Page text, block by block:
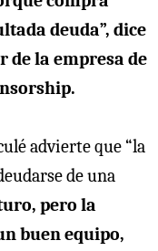
deuda”, dice
de la empresa de
advierte que “la
de una
pero la
buen equipo,